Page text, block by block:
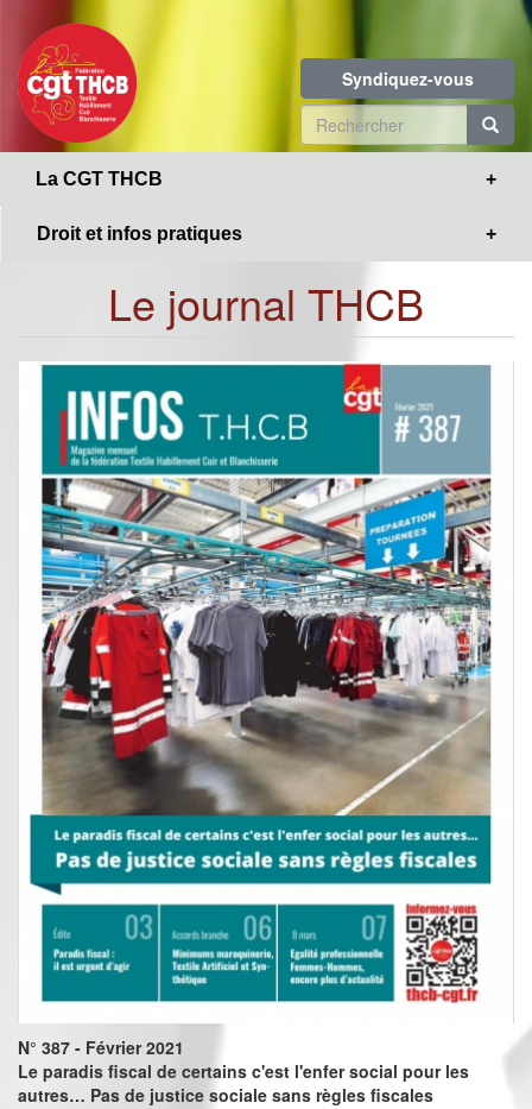
contenu
principal
Syndiquez-vous
Formulaire
de
La CGT THCB
Droit et infos pratiques
Le journal THCB
N° 387 - Février 2021
Le paradis fiscal de certains c'est l'enfer social pour les
autres… Pas de justice sociale sans règles fiscales